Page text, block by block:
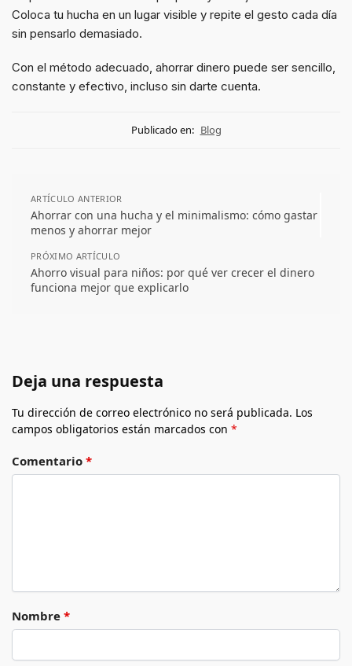
Coloca tu hucha en un lugar visible y repite el gesto cada día
sin pensarlo demasiado.
Con el método adecuado, ahorrar dinero puede ser sencillo,
constante y efectivo, incluso sin darte cuenta.
Publicado en: Blog
ARTÍCULO ANTERIOR
Ahorrar con una hucha y el minimalismo: cómo gastar
menos y ahorrar mejor
PRÓXIMO ARTÍCULO
Ahorro visual para niños: por qué ver crecer el dinero
funciona mejor que explicarlo
Deja una respuesta
Tu dirección de correo electrónico no será publicada. Los
campos obligatorios están marcados con *
Comentario *
Nombre *